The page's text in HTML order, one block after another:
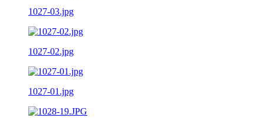
1027-03.jpg
1027-02.jpg
1027-01.jpg